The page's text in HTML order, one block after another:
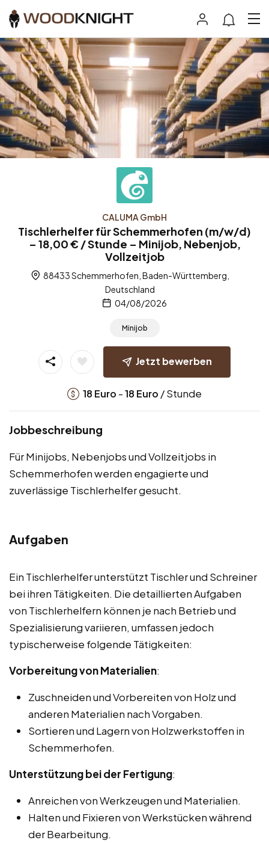
CALUMA GmbH
Tischlerhelfer für Schemmerhofen (m/w/d)
– 18,00 € / Stunde – Minijob, Nebenjob,
Vollzeitjob
88433 Schemmerhofen, Baden-Württemberg,
Deutschland
04/08/2026
Minijob
Jetzt bewerben
18 Euro -18 Euro / Stunde
Jobbeschreibung
Für Minijobs, Nebenjobs und Vollzeitjobs in
Schemmerhofen werden engagierte und
zuverlässige Tischlerhelfer gesucht.
Aufgaben
Ein Tischlerhelfer unterstützt Tischler und Schreiner
bei ihren Tätigkeiten. Die detaillierten Aufgaben
von Tischlerhelfern können je nach Betrieb und
Spezialisierung variieren, umfassen jedoch
typischerweise folgende Tätigkeiten:
Vorbereitung von Materialien:
Zuschneiden und Vorbereiten von Holz und
anderen Materialien nach Vorgaben.
Sortieren und Lagern von Holzwerkstoffen in
Schemmerhofen.
Unterstützung bei der Fertigung:
Anreichen von Werkzeugen und Materialien.
Halten und Fixieren von Werkstücken während
der Bearbeitung.